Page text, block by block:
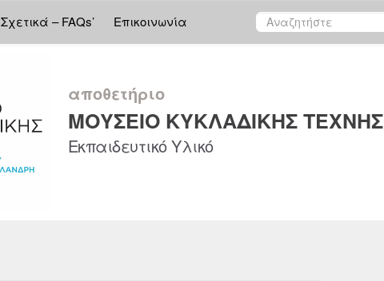
Σχετικά – FAQs’ Επικοινωνία
αποθετήριο
ΜΟΥΣΕΙΟ ΚΥΚΛΑΔΙΚΗΣ ΤΕΧΝΗΣ
Εκπαιδευτικό Υλικό